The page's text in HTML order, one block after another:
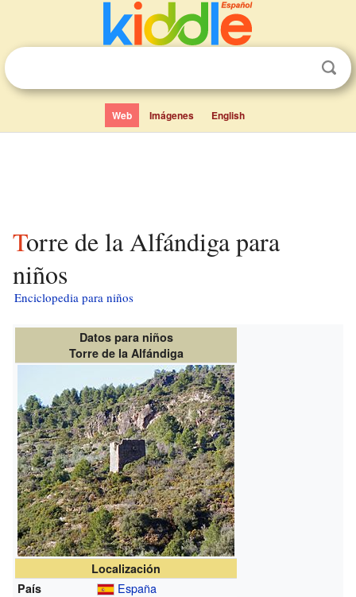
Web Imágenes English
Torre de la Alfándiga para
niños
Enciclopedia para niños
Datos para niños
Torre de la Alfándiga
Localización
País
España